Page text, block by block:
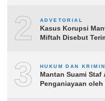
2 ADVETORIAL
Kasus Korupsi
Miftah Disebut
3 HUKUM DAN
Mantan Suami
Penganiayaan